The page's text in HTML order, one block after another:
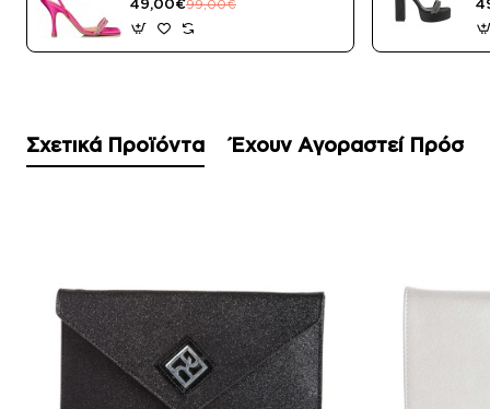
99,00€
Σχετικά Προϊόντα Έχουν Αγοραστεί